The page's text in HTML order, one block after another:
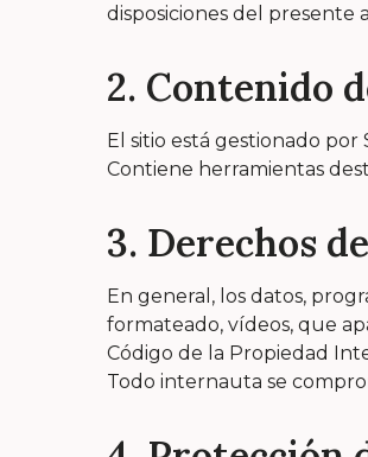
disposiciones del presente
2. Contenido
El sitio está gestionado por
Contiene herramientas
3. Derechos
En general, los datos,
formateado, vídeos, que
Código de la Propiedad
Todo internauta se